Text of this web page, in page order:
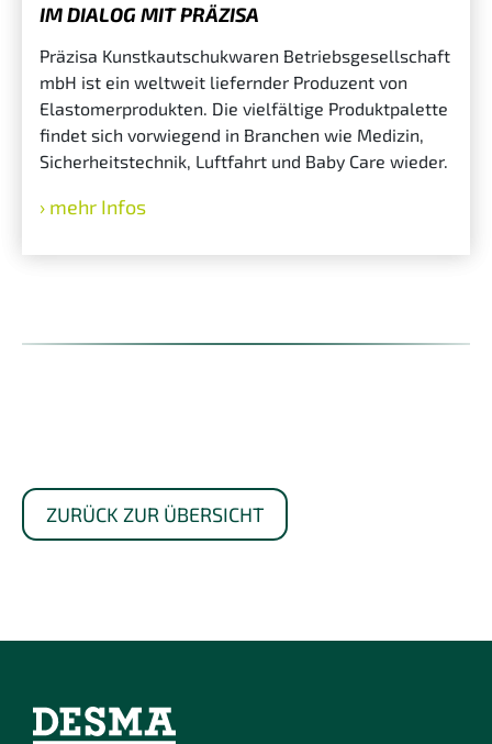
IM DIALOG MIT PRÄZISA
Präzisa Kunstkautschukwaren Betriebsgesellschaft
mbH ist ein weltweit liefernder Produzent von
Elastomerprodukten. Die vielfältige Produktpalette
findet sich vorwiegend in Branchen wie Medizin,
Sicherheitstechnik, Luftfahrt und Baby Care wieder.
mehr Infos
ZURÜCK ZUR ÜBERSICHT